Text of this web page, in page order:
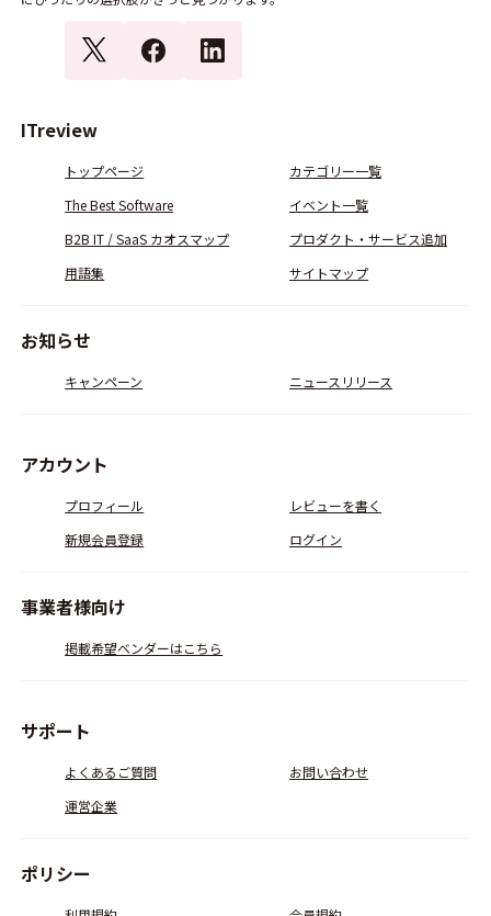
ITreview
トップページ
カテゴリー一覧
The Best Software
イベント一覧
B2B IT / SaaS カオスマップ
プロダクト・サービス追加
用語集
サイトマップ
お知らせ
キャンペーン ニュースリリース
アカウント
プロフィール
レビューを書く
新規会員登録
ログイン
事業者様向け
掲載希望ベンダーはこちら
サポート
よくあるご質問
お問い合わせ
運営企業
ポリシー